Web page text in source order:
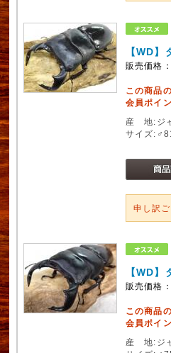
【WD
販売価格
この商品
会員ポイ
産 地:ジ
サイズ
申し訳
【WD
販売価格
この商品
会員ポイ
産 地:ジ